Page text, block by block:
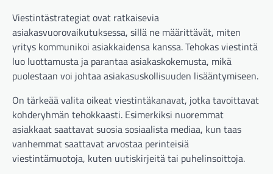
Viestintästrategiat ovat ratkaisevia
asiakasvuorovaikutuksessa, sillä ne määrittävät, miten
yritys kommunikoi asiakkaidensa kanssa. Tehokas viestintä
luo luottamusta ja parantaa asiakaskokemusta, mikä
puolestaan voi johtaa asiakasuskollisuuden lisääntymiseen.
On tärkeää valita oikeat viestintäkanavat, jotka tavoittavat
kohderyhmän tehokkaasti. Esimerkiksi nuoremmat
asiakkaat saattavat suosia sosiaalista mediaa, kun taas
vanhemmat saattavat arvostaa perinteisiä
viestintämuotoja, kuten uutiskirjeitä tai puhelinsoittoja.